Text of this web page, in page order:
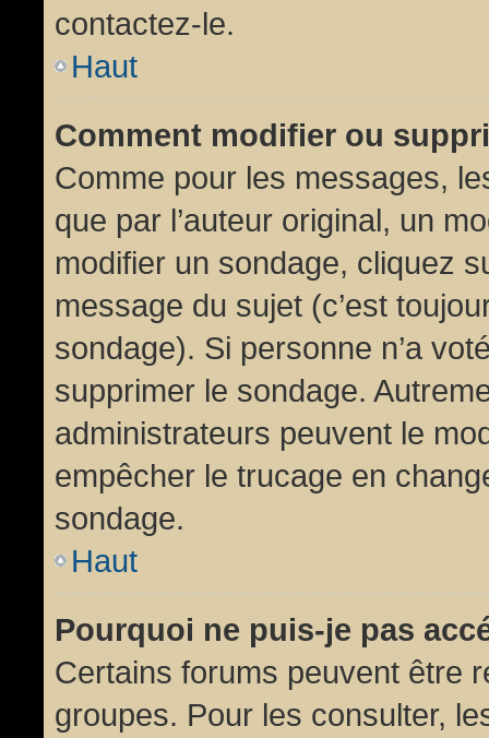
contactez-le.
Haut
Comment modifier ou
Comme pour les messages,
que par l’auteur original, un
modifier un sondage, cliquez
message du sujet (c’est
sondage). Si personne n’a
supprimer le sondage.
administrateurs peuvent le
empêcher le trucage en
sondage.
Haut
Pourquoi ne puis-je pas
Certains forums peuvent être
groupes. Pour les consulter,